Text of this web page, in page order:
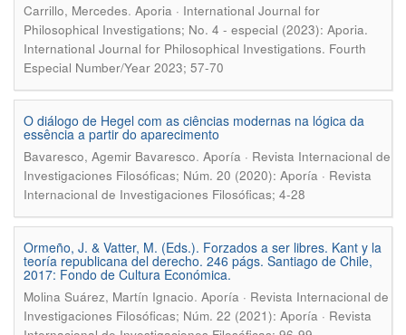
Carrillo, Mercedes. Aporia · International Journal for
Philosophical Investigations; No. 4 - especial (2023): Aporia.
International Journal for Philosophical Investigations. Fourth
Especial Number/Year 2023; 57-70
O diálogo de Hegel com as ciências modernas na lógica da
essência a partir do aparecimento
Bavaresco, Agemir Bavaresco. Aporía · Revista Internacional de
Investigaciones Filosóficas; Núm. 20 (2020): Aporía · Revista
Internacional de Investigaciones Filosóficas; 4-28
Ormeño, J. & Vatter, M. (Eds.). Forzados a ser libres. Kant y la
teoría republicana del derecho. 246 págs. Santiago de Chile,
2017: Fondo de Cultura Económica.
Molina Suárez, Martín Ignacio. Aporía · Revista Internacional de
Investigaciones Filosóficas; Núm. 22 (2021): Aporía · Revista